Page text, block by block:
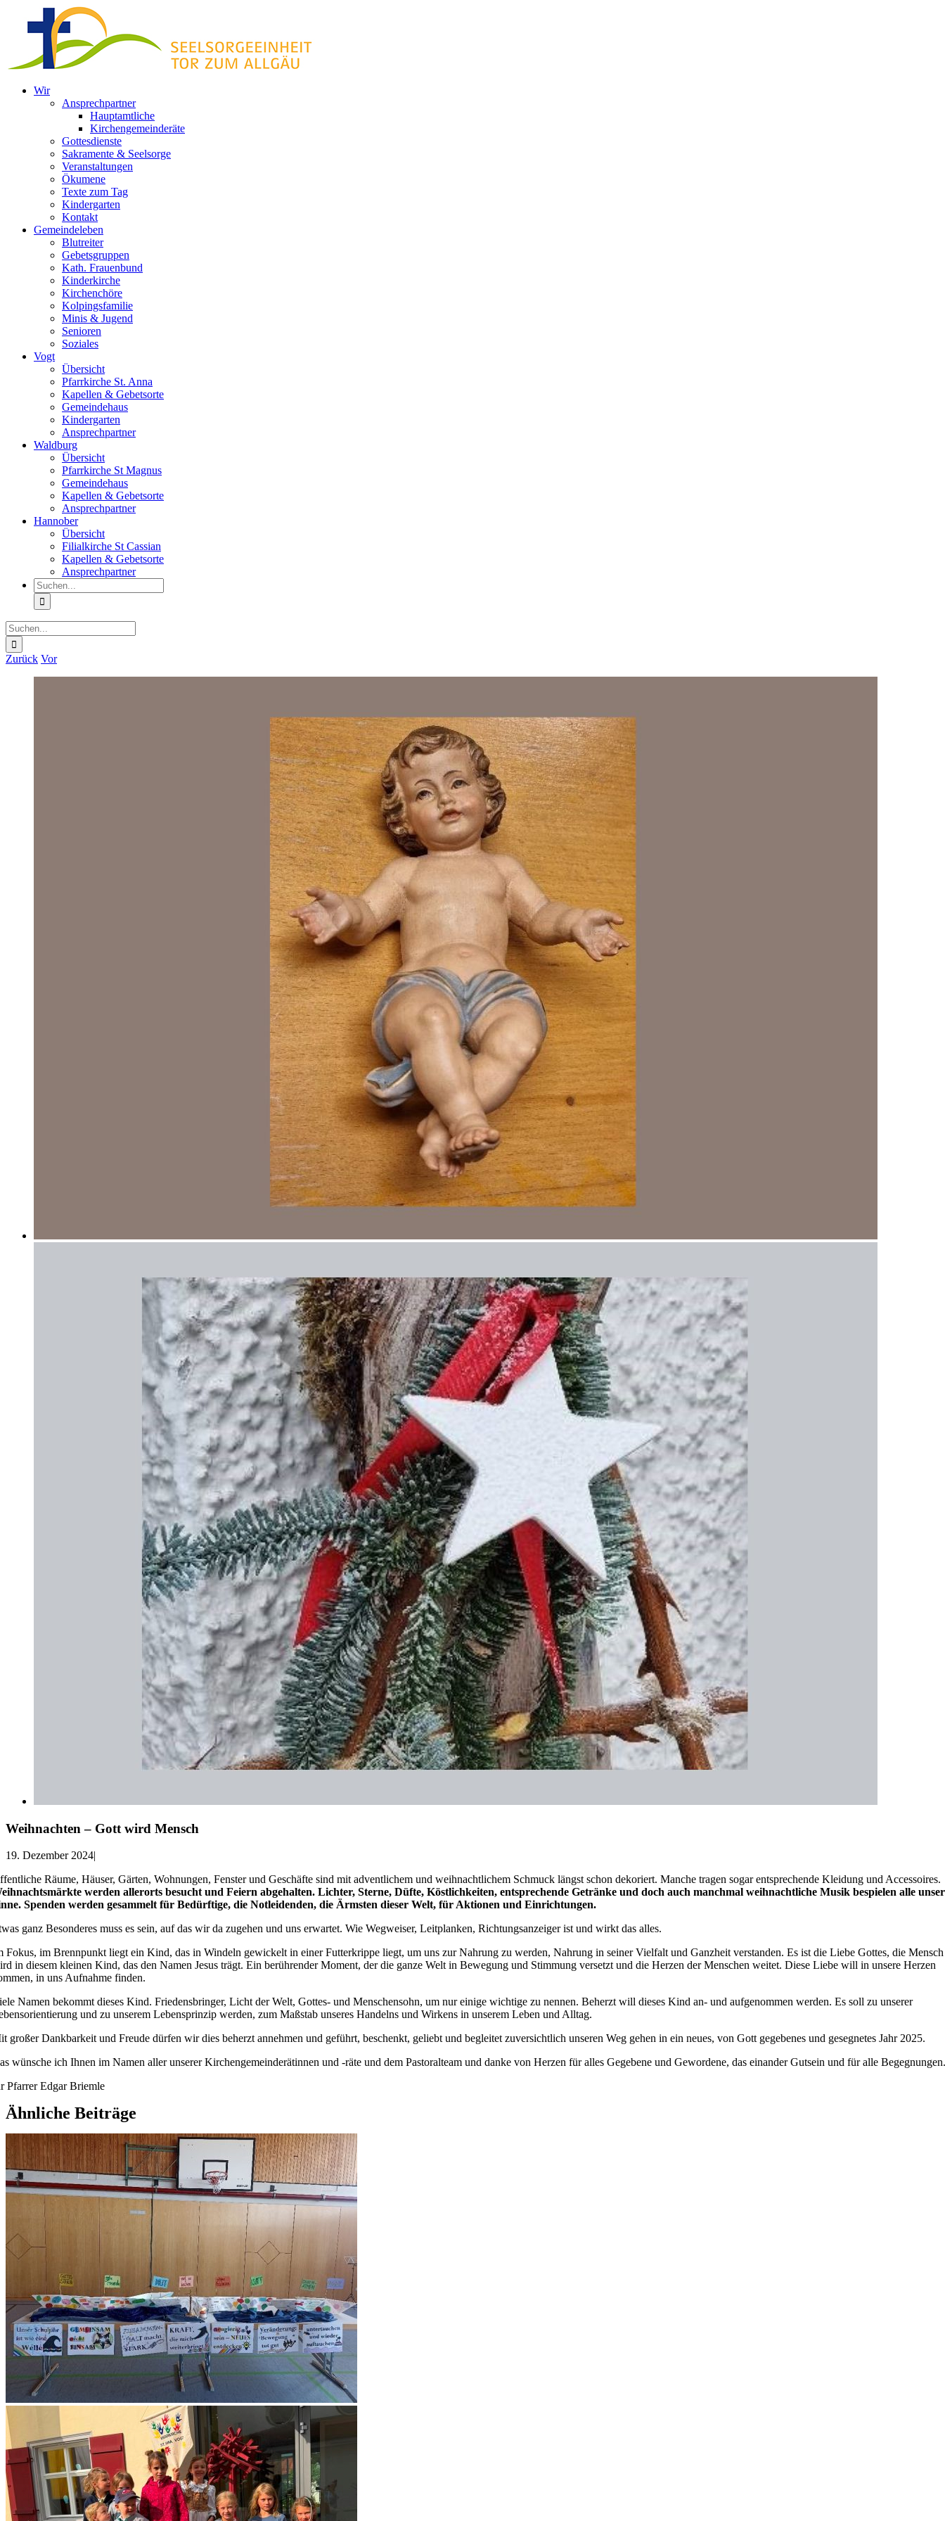
Inhalt
springen
Wir
Ansprechpartner
Hauptamtliche
Kirchengemeinderäte
Gottesdienste
Sakramente & Seelsorge
Veranstaltungen
Ökumene
Texte zum Tag
Kindergarten
Kontakt
Gemeindeleben
Blutreiter
Gebetsgruppen
Kath. Frauenbund
Kinderkirche
Kirchenchöre
Kolpingsfamilie
Minis & Jugend
Senioren
Soziales
Vogt
Übersicht
Pfarrkirche St. Anna
Kapellen & Gebetsorte
Gemeindehaus
Kindergarten
Ansprechpartner
Waldburg
Übersicht
Pfarrkirche St Magnus
Gemeindehaus
Kapellen & Gebetsorte
Ansprechpartner
Hannober
Übersicht
Filialkirche St Cassian
Kapellen & Gebetsorte
Ansprechpartner
Suche
nach:
Suche
nach:
Zurück Vor
Weihnachten – Gott wird Mensch
19. Dezember 2024|
Räume, Häuser, Gärten, Wohnungen, Fenster und Geschäfte sind mit adventlichem und weihnachtlichem Schmuck längst schon dekoriert. Manche tragen sogar entsprechende Kleidung und Accessoires.
werden allerorts besucht und Feiern abgehalten. Lichter, Sterne, Düfte, Köstlichkeiten, entsprechende Getränke und doch auch manchmal weihnachtliche Musik bespielen alle
Spenden werden gesammelt für Bedürftige, die Notleidenden, die Ärmsten dieser Welt, für Aktionen und Einrichtungen.
ganz Besonderes muss es sein, auf das wir da zugehen und uns erwartet. Wie Wegweiser, Leitplanken, Richtungsanzeiger ist und wirkt das alles.
Fokus, im Brennpunkt liegt ein Kind, das in Windeln gewickelt in einer Futterkrippe liegt, um uns zur Nahrung zu werden, Nahrung in seiner Vielfalt und Ganzheit verstanden. Es ist die Liebe Gottes, die Mensch
in diesem kleinen Kind, das den Namen Jesus trägt. Ein berührender Moment, der die ganze Welt in Bewegung und Stimmung versetzt und die Herzen der Menschen weitet. Diese Liebe will in unsere Herzen
in uns Aufnahme finden.
Namen bekommt dieses Kind. Friedensbringer, Licht der Welt, Gottes- und Menschensohn, um nur einige wichtige zu nennen. Beherzt will dieses Kind an- und aufgenommen werden. Es soll zu unserer
und zu unserem Lebensprinzip werden, zum Maßstab unseres Handelns und Wirkens in unserem Leben und Alltag.
großer Dankbarkeit und Freude dürfen wir dies beherzt annehmen und geführt, beschenkt, geliebt und begleitet zuversichtlich unseren Weg gehen in ein neues, von Gott gegebenes und gesegnetes Jahr 2025.
wünsche ich Ihnen im Namen aller unserer Kirchengemeinderätinnen und -räte und dem Pastoralteam und danke von Herzen für alles Gegebene und Gewordene, das einander Gutsein und für alle Begegnungen.
Pfarrer Edgar Briemle
Ähnliche Beiträge